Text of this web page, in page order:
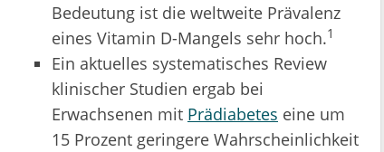
Bedeutung ist die weltweite Prävalenz
eines Vitamin D-Mangels sehr hoch.1
Ein aktuelles systematisches Review
klinischer Studien ergab bei
Erwachsenen mit Prädiabetes eine um
15 Prozent geringere Wahrscheinlichkeit